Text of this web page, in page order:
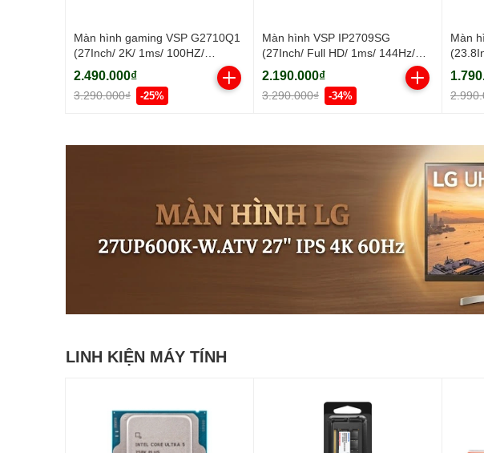
Màn hình gaming VSP G2710Q1
(27Inch/ 2K/ 1ms/ 100HZ/
300cd/m2/ IPS)
2.490.000₫
3.290.000₫ -25%
Màn hình VSP IP2709SG
(27Inch/ Full HD/ 1ms/ 144Hz/
300cd/m2/ IPS)
2.190.000₫
3.290.000₫ -34%
Màn
LINH KIỆN MÁY TÍNH